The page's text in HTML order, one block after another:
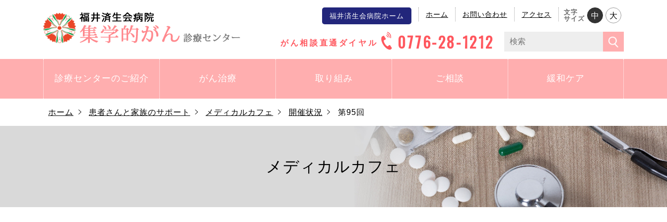
福井済生会病院ホーム ホーム お問い合わせ アクセス
文字
サイズ
中 大
がん相談直通ダイヤル 0776-28-1212
診療センターの ご紹介 がん治療 取り組み ご相談 緩和ケア
ホーム 患者さんと家族のサポート メディカルカフェ 開催状況 第95回
メディカルカフェ